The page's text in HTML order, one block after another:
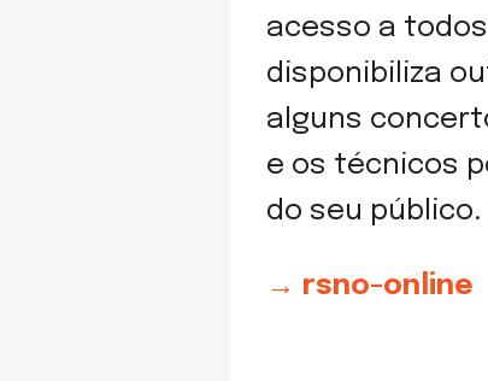
acesso a
disponibiliza
alguns
e os técnicos
do seu público.
→ rsno-online